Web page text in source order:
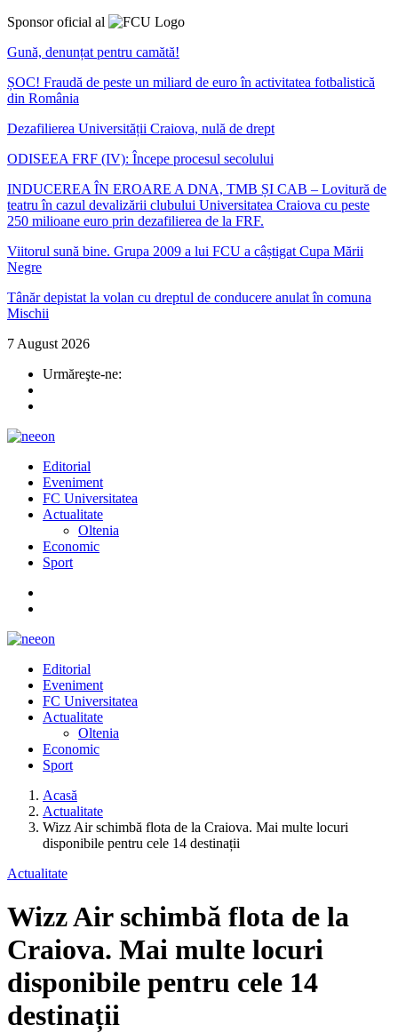
Sponsor oficial al
Gună, denunțat pentru camătă!
ȘOC! Fraudă de peste un miliard de euro în activitatea fotbalistică
din România
Dezafilierea Universității Craiova, nulă de drept
ODISEEA FRF (IV): Începe procesul secolului
INDUCEREA ÎN EROARE A DNA, TMB ȘI CAB – Lovitură de
teatru în cazul devalizării clubului Universitatea Craiova cu peste
250 milioane euro prin dezafilierea de la FRF.
Viitorul sună bine. Grupa 2009 a lui FCU a câștigat Cupa Mării
Negre
Tânăr depistat la volan cu dreptul de conducere anulat în comuna
Mischii
7 August 2026
Urmăreşte-ne:
Editorial
Eveniment
FC Universitatea
Actualitate
Oltenia
Economic
Sport
Editorial
Eveniment
FC Universitatea
Actualitate
Oltenia
Economic
Sport
Acasă
Actualitate
Wizz Air schimbă flota de la Craiova. Mai multe locuri
disponibile pentru cele 14 destinații
Actualitate
Wizz Air schimbă flota de la
Craiova. Mai multe locuri
disponibile pentru cele 14
destinații